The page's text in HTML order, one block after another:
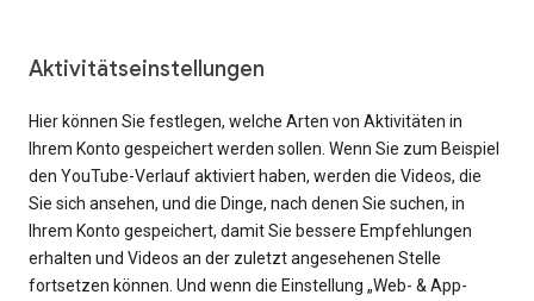
Aktivitätseinstellungen
Hier können Sie festlegen, welche Arten von Aktivitäten in
Ihrem Konto gespeichert werden sollen. Wenn Sie zum Beispiel
den YouTube-Verlauf aktiviert haben, werden die Videos, die
Sie sich ansehen, und die Dinge, nach denen Sie suchen, in
Ihrem Konto gespeichert, damit Sie bessere Empfehlungen
erhalten und Videos an der zuletzt angesehenen Stelle
fortsetzen können. Und wenn die Einstellung „Web- & App-